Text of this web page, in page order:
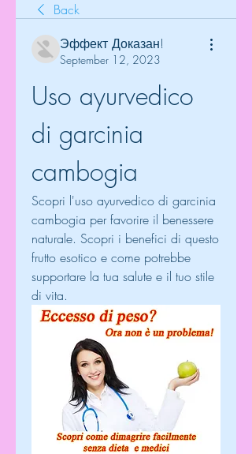
Back
Эффект Доказан!
September 12, 2023
Uso ayurvedico
di garcinia
cambogia
Scopri l'uso ayurvedico di garcinia
cambogia per favorire il benessere
naturale. Scopri i benefici di questo
frutto esotico e come potrebbe
supportare la tua salute e il tuo stile
di vita.